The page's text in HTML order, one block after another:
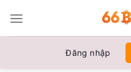
đến
nội
Đăng nhập